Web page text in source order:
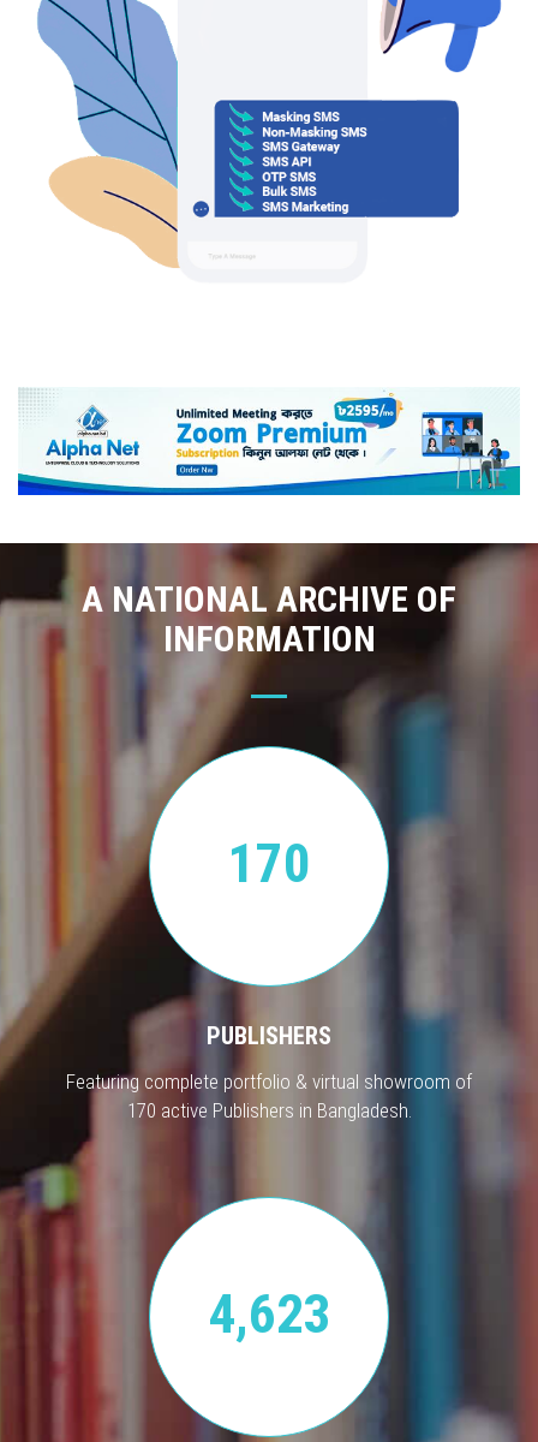
A NATIONAL ARCHIVE OF
INFORMATION
170
PUBLISHERS
Featuring complete portfolio & virtual showroom of
170 active Publishers in Bangladesh.
4,623